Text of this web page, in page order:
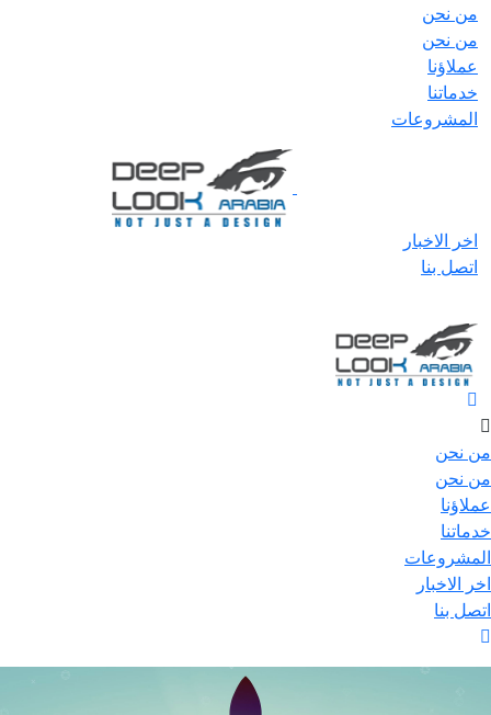
من نحن
من نحن
عملاؤنا
خدماتنا
المشروعات
اخر الاخبار
اتصل بنا
من نحن
من نحن
عملاؤنا
خدماتنا
المشروعات
اخر الاخبار
اتصل بنا